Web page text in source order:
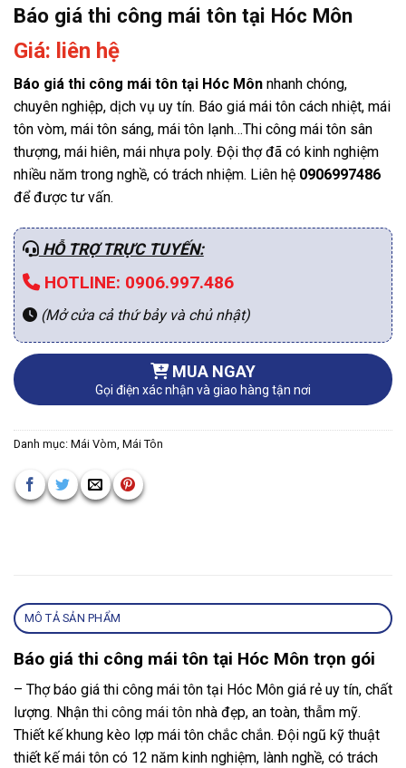
Báo giá thi công mái tôn tại Hóc Môn
Giá: liên hệ
Báo giá thi công mái tôn tại Hóc Môn nhanh chóng,
chuyên nghiệp, dịch vụ uy tín. Báo giá mái tôn cách nhiệt, mái
tôn vòm, mái tôn sáng, mái tôn lạnh…Thi công mái tôn sân
thượng, mái hiên, mái nhựa poly. Đội thợ đã có kinh nghiệm
nhiều năm trong nghề, có trách nhiệm. Liên hệ 0906997486
để được tư vấn.
HỖ TRỢ TRỰC TUYẾN:
HOTLINE: 0906.997.486
(Mở cửa cả thứ bảy và chủ nhật)
MUA NGAY
Gọi điện xác nhận và giao hàng tận nơi
Danh mục: Mái Vòm, Mái Tôn
MÔ TẢ SẢN PHẨM
Báo giá thi công mái tôn tại Hóc Môn trọn gói
– Thợ báo giá thi công mái tôn tại Hóc Môn giá rẻ uy tín, chất
lượng. Nhận thi công mái tôn nhà đẹp, an toàn, thẫm mỹ.
Thiết kế khung kèo lợp mái tôn chắc chắn. Đội ngũ kỹ thuật
thiết kế mái tôn có 12 năm kinh nghiệm, lành nghề, có trách